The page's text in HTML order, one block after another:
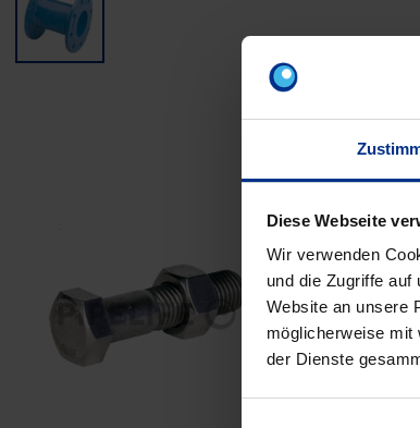
Diese Webseite
Wir verwenden
und die Zugriffe
Website an unsere
möglicherweise mit
der Dienste